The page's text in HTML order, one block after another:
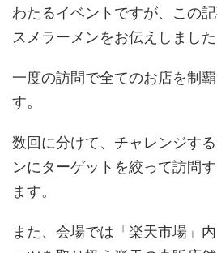
わたるイベントですが、この
スメラーメンをお伝えしました
一度の訪問で全てのお店を制
す。
数回に分けて、チャレンジす
ンにターゲットを絞って訪問
ます。
また、会場では「楽天市場」